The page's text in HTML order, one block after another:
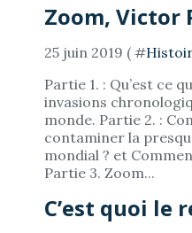
Zoom, Victor
25 juin 2019 ( #
Partie 1. : Qu’est ce
invasions
monde. Partie 2. :
contaminer la
mondial ? et
Partie 3. Zoom...
C’est quoi le